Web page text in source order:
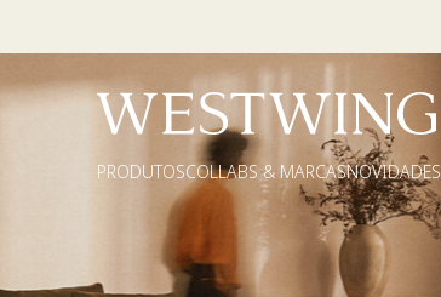
PRODUTOSCOLLABS & MARCASNOVIDADES